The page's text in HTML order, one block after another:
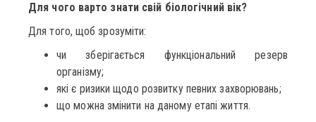
Для чого варто знати свій біологічний вік?
Для того, щоб зрозуміти:
чи зберігається функціональний резерв
організму;
які є ризики щодо розвитку певних захворювань;
що можна змінити на даному етапі життя.